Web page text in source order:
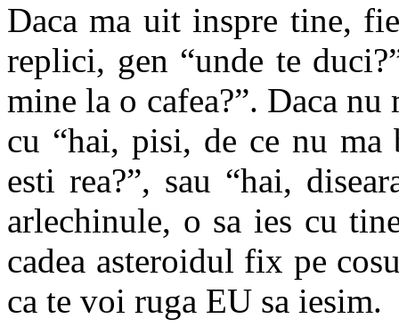
Daca ma uit inspre tine,
replici, gen “unde te
mine la o cafea?”. Daca
cu “hai, pisi, de ce nu ma
esti rea?”, sau “hai,
arlechinule, o sa ies cu
cadea asteroidul fix pe
ca te voi ruga EU sa iesim.